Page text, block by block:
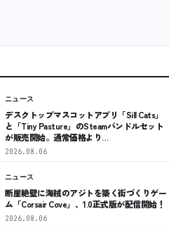
ニュース
デスクトップマスコットアプリ「Sill Cats」
と「Tiny Pasture」のSteamバンドルセット
が販売開始。通常価格より…
2026.08.06
ニュース
断崖絶壁に海賊のアジトを築く街づくりゲー
ム「Corsair Cove」、1.0正式版が配信開始！
2026.08.06